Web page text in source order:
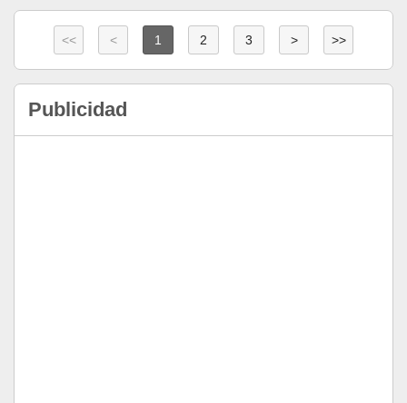
<< < 1 2 3 > >>
Publicidad